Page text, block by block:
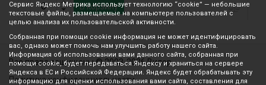
В корзину
Все права защищены © 2003-2026 Вилор
Политика конфиденциальности
Сервис Яндекс Метрика использует технологию “cookie” — небольшие
текстовые файлы, размещаемые на компьютере пользователей с
целью анализа их пользовательской активности.
Собранная при помощи cookie информация не может идентифицировать
вас, однако может помочь нам улучшить работу нашего сайта.
Информация об использовании вами данного сайта, собранная при
помощи cookie, будет передаваться Яндексу и храниться на сервере
Яндекса в ЕС и Российской Федерации. Яндекс будет обрабатывать эту
информацию для оценки использования вами сайта, составления для